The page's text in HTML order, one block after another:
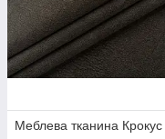
Меблева тканина